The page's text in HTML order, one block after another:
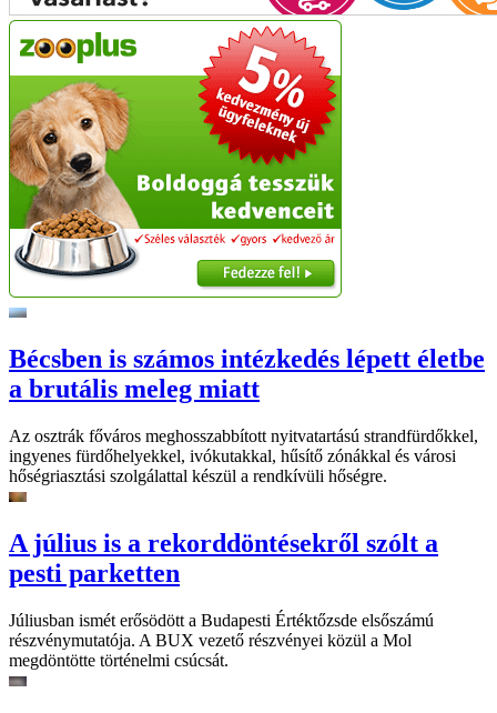
Bécsben is számos intézkedés lépett életbe
a brutális meleg miatt
Az osztrák főváros meghosszabbított nyitvatartású strandfürdőkkel,
ingyenes fürdőhelyekkel, ivókutakkal, hűsítő zónákkal és városi
hőségriasztási szolgálattal készül a rendkívüli hőségre.
A július is a rekorddöntésekről szólt a
pesti parketten
Júliusban ismét erősödött a Budapesti Értéktőzsde elsőszámú
részvénymutatója. A BUX vezető részvényei közül a Mol
megdöntötte történelmi csúcsát.